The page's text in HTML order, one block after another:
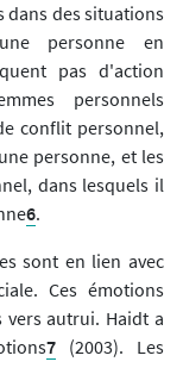
dans des situations
personne en
pas d'action
personnels
conflit personnel,
personne, et les
dans lesquels il
6.
sont en lien avec
Ces émotions
autrui. Haidt a
7 (2003). Les